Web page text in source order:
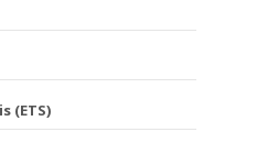
(ETS)